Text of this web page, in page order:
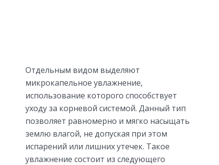
Отдельным видом выделяют
микрокапельное увлажнение,
использование которого способствует
уходу за корневой системой. Данный тип
позволяет равномерно и мягко насыщать
землю влагой, не допуская при этом
испарений или лишних утечек. Такое
увлажнение состоит из следующего